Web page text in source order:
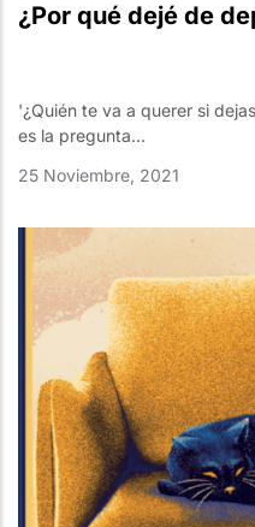
¿Por qué dejé de
'¿Quién te va a querer si
es la pregunta...
25 Noviembre, 2021